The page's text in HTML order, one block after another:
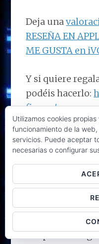
Deja una
RESEÑA EN
ME GUSTA en
Y si quiere
podéis hacerlo:
fi.com/
¡GRACIAS!
Podcaster:
Métodos de
podcast de
Grupo de
Utilizamos cookies
funcionamiento de la
servicios. Puede aceptar
necesarias o configurar